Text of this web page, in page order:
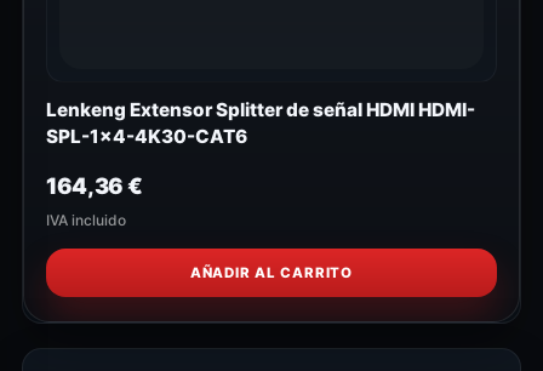
Lenkeng Extensor Splitter de señal HDMI HDMI-
SPL-1x4-4K30-CAT6
164,36€
IVA incluido
AÑADIR AL CARRITO